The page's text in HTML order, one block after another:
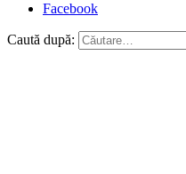
Facebook
Caută după: